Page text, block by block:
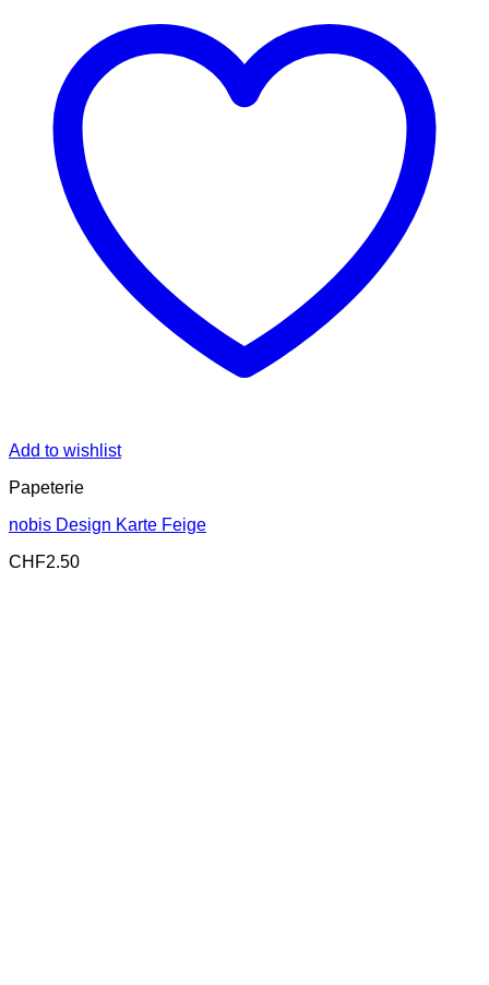
Add to wishlist
Papeterie
nobis Design Karte Feige
CHF2.50